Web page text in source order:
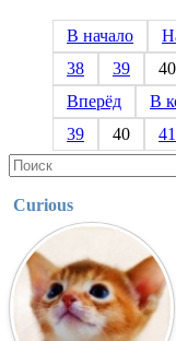
В начало
38
39 40
Вперёд
В
39
40 41
Curious